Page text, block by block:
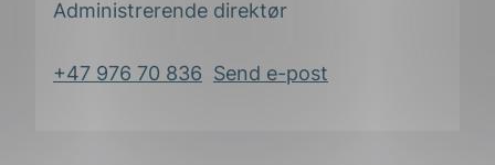
Administrerende direktør
+47 976 70 836 Send e-post